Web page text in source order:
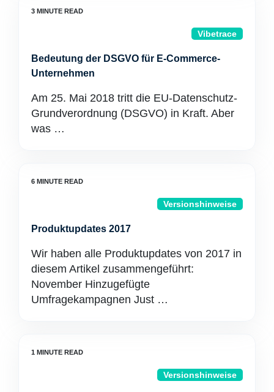
Vibetrace
Bedeutung der DSGVO für E-Commerce-
Unternehmen
Am 25. Mai 2018 tritt die EU-Datenschutz-
Grundverordnung (DSGVO) in Kraft. Aber
was …
Versionshinweise
Produktupdates 2017
Wir haben alle Produktupdates von 2017 in
diesem Artikel zusammengeführt:
November Hinzugefügte
Umfragekampagnen Just …
Versionshinweise